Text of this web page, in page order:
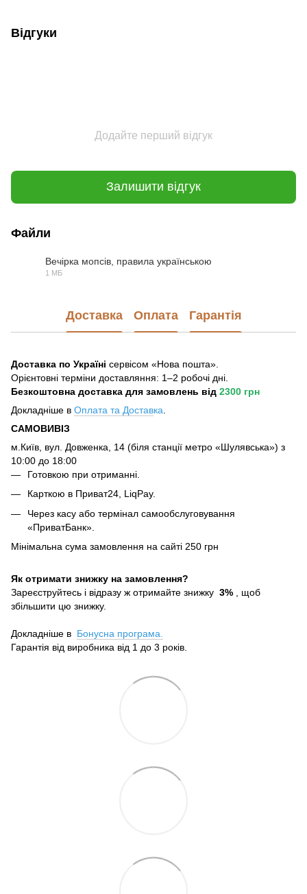
Відгуки
Додайте перший відгук
Залишити відгук
Файли
Вечірка мопсів, правила українською
1 МБ
Доставка Оплата Гарантія
Доставка по Україні сервісом «Нова пошта».
Орієнтовні терміни доставляння: 1–2 робочі дні.
Безкоштовна доставка для замовлень від 2300 грн
Докладніше в Оплата та Доставка
САМОВИВІЗ
м.Київ, вул. Довженка, 14 (біля станції метро «Шулявська») з
10:00 до 18:00
Готовкою при отриманні.
Карткою в Приват24, LiqPay.
Через касу або термінал самообслуговування
«ПриватБанк».
Мінімальна сума замовлення на сайті 250 грн
Як отримати знижку на замовлення?
Зареєструйтесь і відразу ж отримайте знижку 3% , щоб
збільшити цю знижку.
Докладніше в Бонусна програма.
Гарантія від виробника від 1 до 3 років.